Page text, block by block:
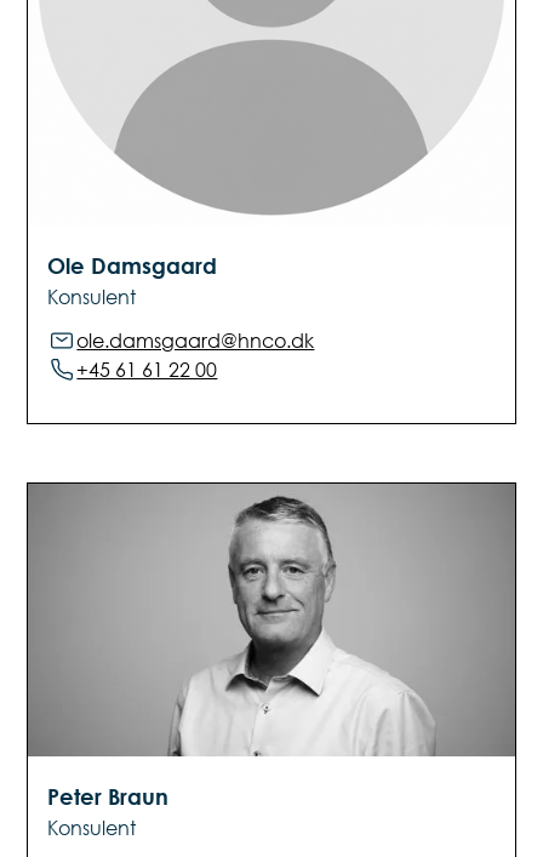
Ole Damsgaard
Konsulent
ole.damsgaard@hnco.dk
+45 61 61 22 00
Peter Braun
Konsulent